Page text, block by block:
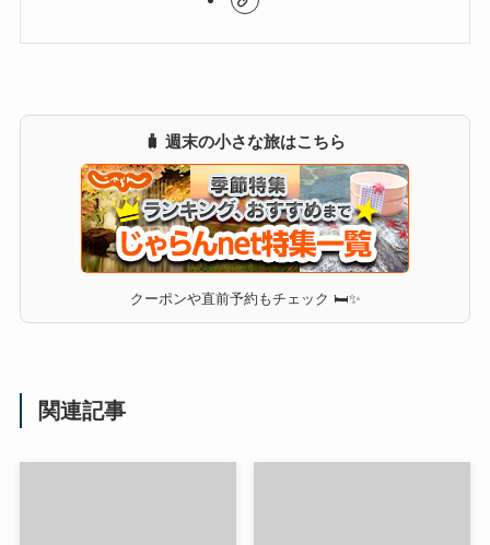
🧳 週末の小さな旅はこちら
クーポンや直前予約もチェック 🛏✨
関連記事